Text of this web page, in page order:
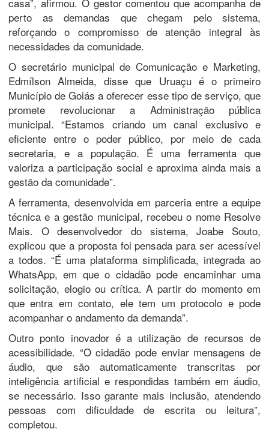
perto as demandas que chegam pelo sistema,
reforçando o compromisso de atenção integral às
necessidades da comunidade.
O secretário municipal de Comunicação e Marketing,
Edmílson Almeida, disse que Uruaçu é o primeiro
Município de Goiás a oferecer esse tipo de serviço, que
promete revolucionar a Administração pública
municipal. “Estamos criando um canal exclusivo e
eficiente entre o poder público, por meio de cada
secretaria, e a população. É uma ferramenta que
valoriza a participação social e aproxima ainda mais a
gestão da comunidade”.
A ferramenta, desenvolvida em parceria entre a equipe
técnica e a gestão municipal, recebeu o nome Resolve
Mais. O desenvolvedor do sistema, Joabe Souto,
explicou que a proposta foi pensada para ser acessível
a todos. “É uma plataforma simplificada, integrada ao
WhatsApp, em que o cidadão pode encaminhar uma
solicitação, elogio ou crítica. A partir do momento em
que entra em contato, ele tem um protocolo e pode
acompanhar o andamento da demanda”.
Outro ponto inovador é a utilização de recursos de
acessibilidade. “O cidadão pode enviar mensagens de
áudio, que são automaticamente transcritas por
inteligência artificial e respondidas também em áudio,
se necessário. Isso garante mais inclusão, atendendo
pessoas com dificuldade de escrita ou leitura”,
completou.